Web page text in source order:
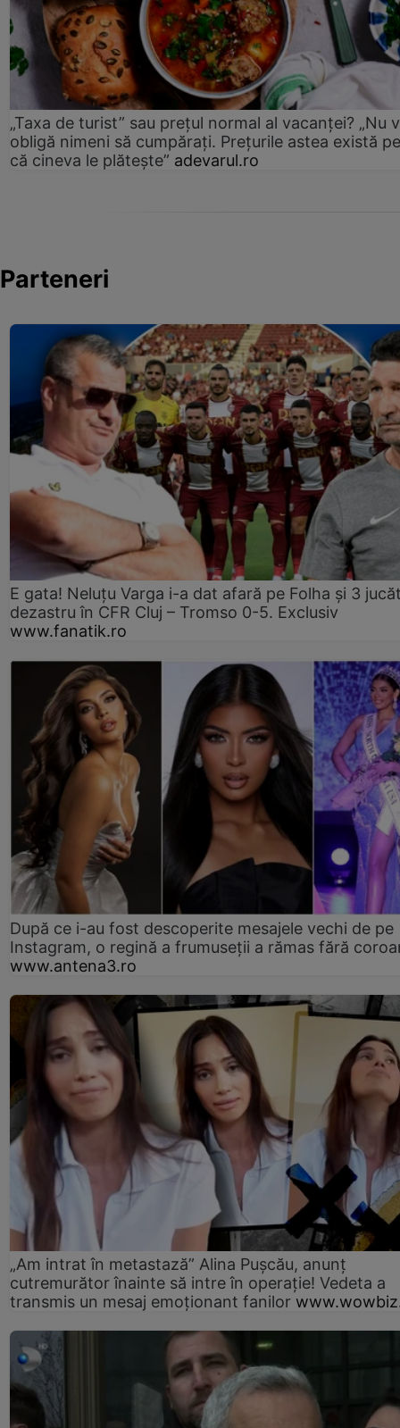
„Taxa de turist” sau prețul normal al vacanței? „Nu
obligă nimeni să cumpărați. Prețurile astea există
că cineva le plătește” adevarul.ro
Parteneri
E gata! Neluțu Varga i-a dat afară pe Folha și 3
dezastru în CFR Cluj – Tromso 0-5. Exclusiv
www.fanatik.ro
După ce i-au fost descoperite mesajele vechi de pe
Instagram, o regină a frumuseții a rămas fără
www.antena3.ro
„Am intrat în metastază” Alina Pușcău, anunț
cutremurător înainte să intre în operație! Vedeta a
transmis un mesaj emoționant fanilor